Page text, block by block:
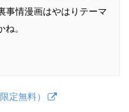
事情漫画はやはりテーマ
。
定無料）